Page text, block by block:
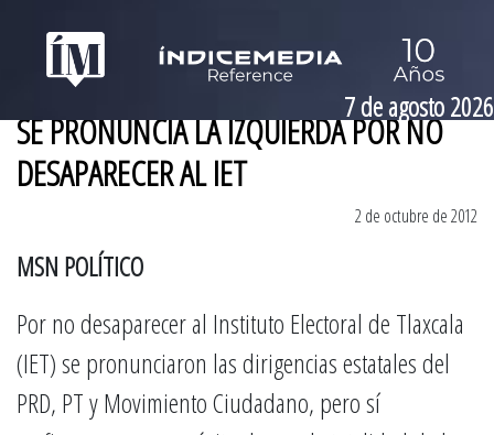
7 de agosto 2026
SE PRONUNCIA LA IZQUIERDA POR NO
DESAPARECER AL IET
2 de octubre de 2012
MSN POLÍTICO
Por no desaparecer al Instituto Electoral de Tlaxcala
(IET) se pronunciaron las dirigencias estatales del
PRD, PT y Movimiento Ciudadano, pero sí